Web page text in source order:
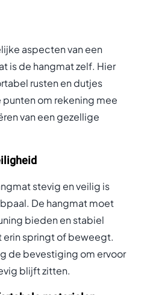
aspecten van een
is de hangmat zelf. Hier
rusten en dutjes
punten om rekening mee
van een gezellige
stevig en veilig is
De hangmat moet
bieden en stabiel
erin springt of beweegt.
de bevestiging om ervoor
blijft zitten.